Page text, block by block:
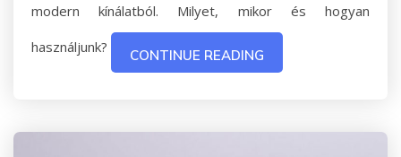
modern kínálatból. Milyet, mikor és hogyan
használjunk?
CONTINUE READING